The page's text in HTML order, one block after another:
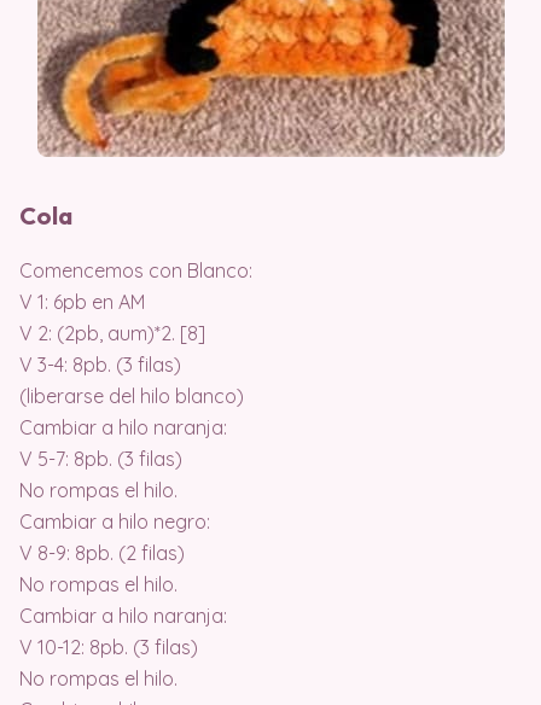
Cola
Comencemos con Blanco:
V 1: 6pb en AM
V 2: (2pb, aum)*2. [8]
V 3-4: 8pb. (3 filas)
(liberarse del hilo blanco)
Cambiar a hilo naranja:
V 5-7: 8pb. (3 filas)
No rompas el hilo.
Cambiar a hilo negro:
V 8-9: 8pb. (2 filas)
No rompas el hilo.
Cambiar a hilo naranja:
V 10-12: 8pb. (3 filas)
No rompas el hilo.